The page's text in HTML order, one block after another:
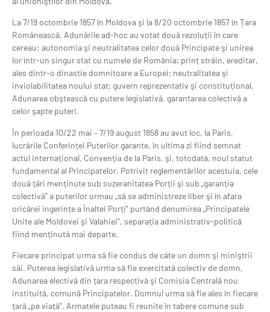
La 7/19 octombrie 1857 în Moldova şi la 8/20 octombrie 1857 în Ţara
Românească, Adunările ad-hoc au votat două rezoluţii în care
cereau: autonomia şi neutralitatea celor două Principate şi unirea
lor într-un singur stat cu numele de România; prinţ străin, ereditar,
ales dintr-o dinastie domnitoare a Europei; neutralitatea şi
inviolabilitatea noului stat; guvern reprezentativ şi constituţional,
Adunarea obştească cu putere legislativă, garantarea colectivă a
celor şapte puteri.
În perioada 10/22 mai – 7/19 august 1858 au avut loc, la Paris,
lucrările Conferinţei Puterilor garante, în ultima zi fiind semnat
actul internaţional, Convenţia de la Paris, şi, totodată, noul statut
fundamental al Principatelor. Potrivit reglementărilor acestuia, cele
două ţări menţinute sub suzeranitatea Porţii şi sub „garanţia
colectivă” a puterilor urmau „să se administreze liber şi în afara
oricărei ingerinţe a Înaltei Porţi” purtând denumirea „Principatele
Unite ale Moldovei şi Valahiei”, separaţia administrativ-politică
fiind menţinută mai departe.
Fiecare principat urma să fie condus de câte un domn şi miniştrii
săi. Puterea legislativă urma să fie exercitată colectiv de domn,
Adunarea electivă din ţara respectivă şi Comisia Centrală nou
instituită, comună Principatelor. Domnul urma să fie ales în fiecare
ţară „pe viaţă”. Armatele puteau fi reunite în tabere comune sub